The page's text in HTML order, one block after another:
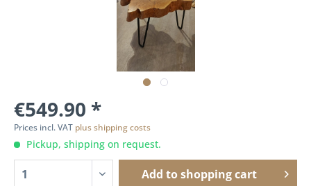
€549.90 *
Prices incl. VAT plus shipping costs
Pickup, shipping on request.
Add to shopping cart